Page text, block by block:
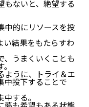
もないと、絶望する
中的にリソースを投
い結果をもたらすわ
、うまくいくことも
ように、トライ＆エ
中投下することで
する。